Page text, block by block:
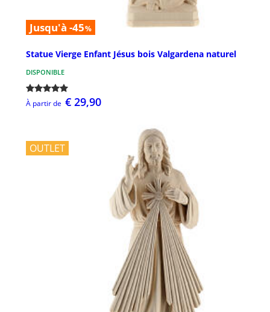
Jusqu'à -45%
Statue Vierge Enfant Jésus bois Valgardena naturel
DISPONIBLE
À partir de € 29,90
OUTLET